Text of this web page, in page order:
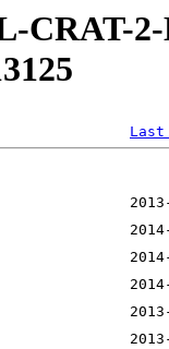
CRAT-